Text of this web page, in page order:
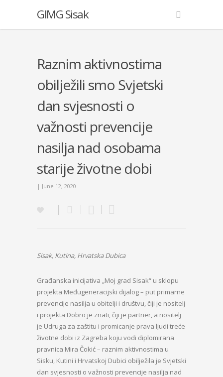
GIMG Sisak
Raznim aktivnostima
obilježili smo Svjetski
dan svjesnosti o
važnosti prevencije
nasilja nad osobama
starije životne dobi
| June 12, 2020
Sisak, Kutina, Hrvatska Dubica
Građanska inicijativa „Moj grad Sisak“ u sklopu
projekta Međugeneracijski dijalog – put primarne
prevencije nasilja u obitelji i društvu, čiji je nositelj
i projekta Dobro je znati, čiji je partner, a nositelj
je Udruga za zaštitu i promicanje prava ljudi treće
životne dobi iz Zagreba koju vodi diplomirana
pravnica Mira Čokić – raznim aktivnostima u
Sisku, Kutini i Hrvatskoj Dubici obilježila je Svjetski
dan svjesnosti o važnosti prevencije nasilja nad